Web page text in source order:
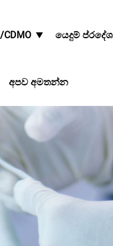
CDMO යෙදුම් ප්රදේශ
අපව අමතන්න